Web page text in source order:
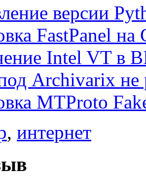
версии
FastPanel
Intel VT в
Archivarix не
MTProto
, интернет